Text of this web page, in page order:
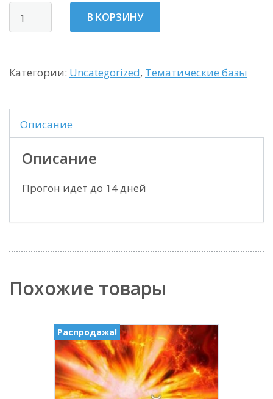
Количество
По
+
В КОРЗИНУ
Категории: Uncategorized, Тематические базы
Описание
Описание
Прогон идет до 14 дней
Похожие товары
Распродажа!